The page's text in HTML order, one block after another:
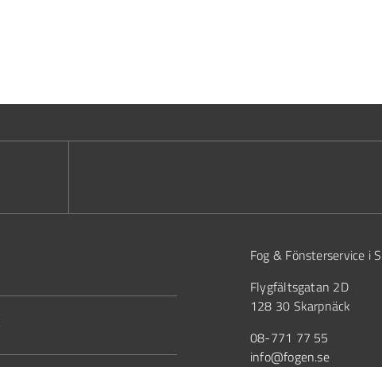
Fog & Fönsterservice i
Flygfältsgatan 2D
128 30 Skarpnäck
08-771 77 55
info@fogen.se